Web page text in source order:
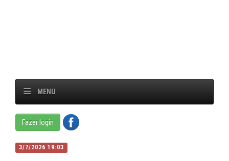
MENU
Fazer login
3/7/2026 19:03